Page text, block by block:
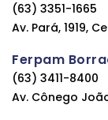
(63) 3351-1665
Av. Pará, 1919,
Ferpam
(63) 3411-8400
Av. Cônego